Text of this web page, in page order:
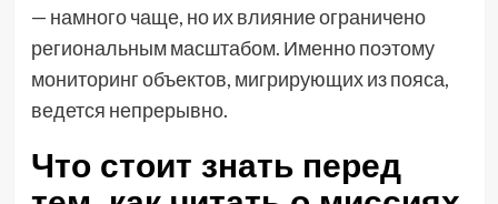
— намного чаще, но их влияние ограничено
региональным масштабом. Именно поэтому
мониторинг объектов, мигрирующих из пояса,
ведется непрерывно.
Что стоит знать перед